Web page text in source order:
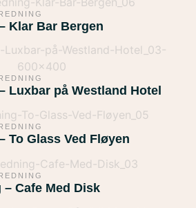
Klar Bar Bergen
Luxbar på Westland Hotel
To Glass Ved Fløyen
Cafe Med Disk